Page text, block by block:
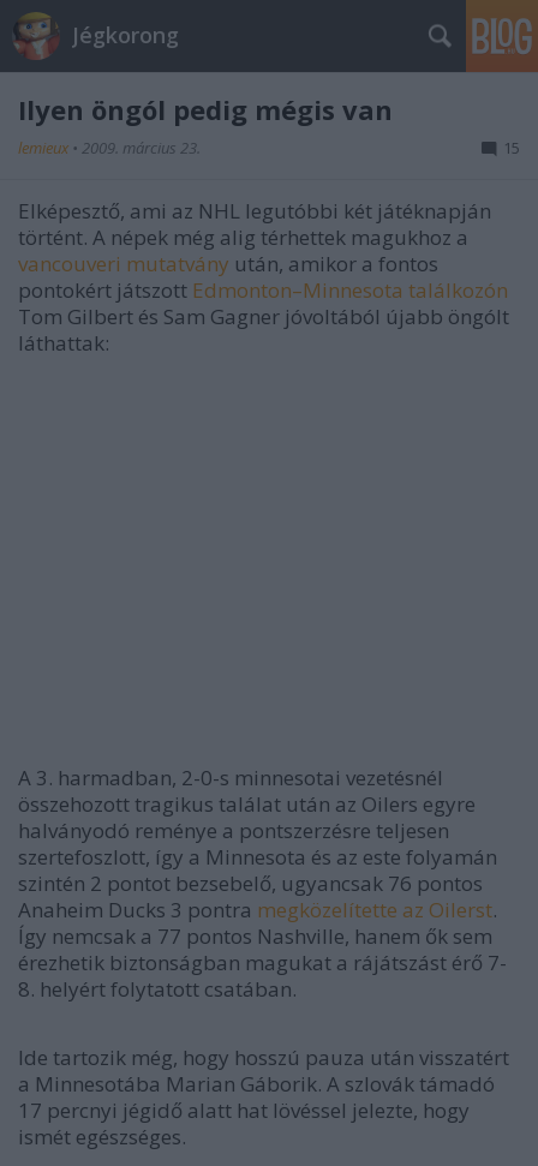
Jégkorong
Ilyen öngól pedig mégis van
lemieux • 2009. március 23. 15
Elképesztő, ami az NHL legutóbbi két játéknapján
történt. A népek még alig térhettek magukhoz a
vancouveri mutatvány után, amikor a fontos
pontokért játszott Edmonton–Minnesota találkozón
Tom Gilbert és Sam Gagner jóvoltából újabb öngólt
láthattak:
A 3. harmadban, 2-0-s minnesotai vezetésnél
összehozott tragikus találat után az Oilers egyre
halványodó reménye a pontszerzésre teljesen
szertefoszlott, így a Minnesota és az este folyamán
szintén 2 pontot bezsebelő, ugyancsak 76 pontos
Anaheim Ducks 3 pontra megközelítette az Oilerst.
Így nemcsak a 77 pontos Nashville, hanem ők sem
érezhetik biztonságban magukat a rájátszást érő 7-
8. helyért folytatott csatában.
Ide tartozik még, hogy hosszú pauza után visszatért
a Minnesotába Marian Gáborik. A szlovák támadó
17 percnyi jégidő alatt hat lövéssel jelezte, hogy
ismét egészséges.